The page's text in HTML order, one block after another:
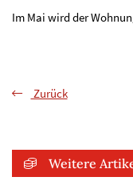
Im Mai wird der
Zurück
Weitere